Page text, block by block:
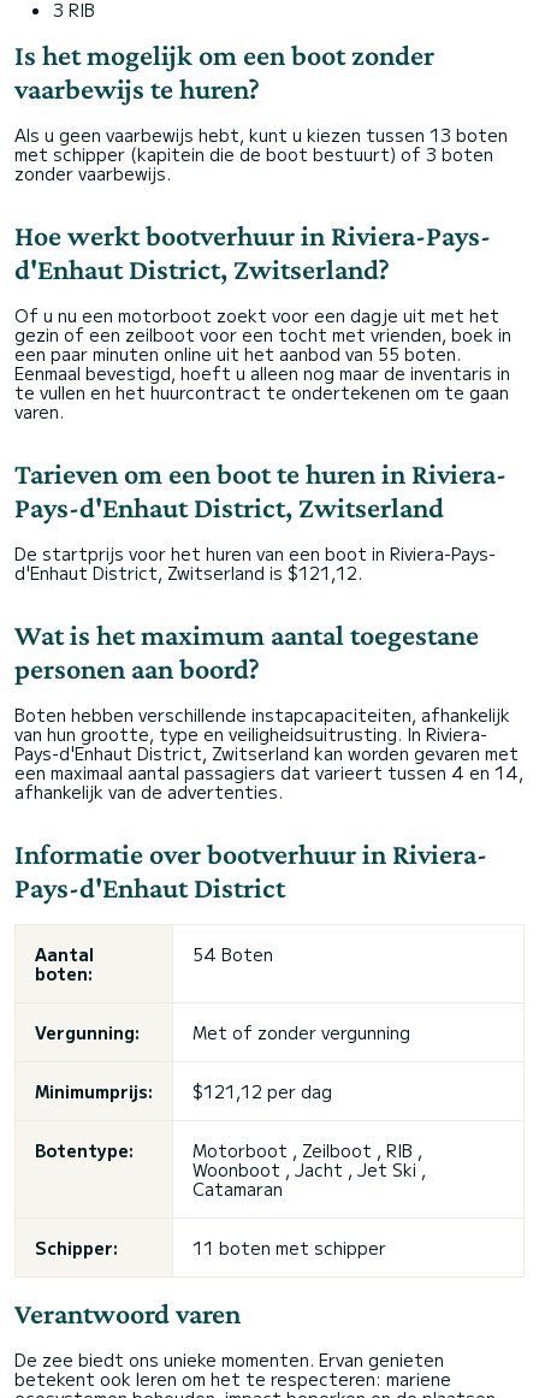
3 RIB
Is het mogelijk om een boot zonder
vaarbewijs te huren?
Als u geen vaarbewijs hebt, kunt u kiezen tussen 13 boten
met schipper (kapitein die de boot bestuurt) of 3 boten
zonder vaarbewijs.
Hoe werkt bootverhuur in Riviera-Pays-
d'Enhaut District, Zwitserland?
Of u nu een motorboot zoekt voor een dagje uit met het
gezin of een zeilboot voor een tocht met vrienden, boek in
een paar minuten online uit het aanbod van 55 boten.
Eenmaal bevestigd, hoeft u alleen nog maar de inventaris in
te vullen en het huurcontract te ondertekenen om te gaan
varen.
Tarieven om een boot te huren in Riviera-
Pays-d'Enhaut District, Zwitserland
De startprijs voor het huren van een boot in Riviera-Pays-
d'Enhaut District, Zwitserland is $121,12.
Wat is het maximum aantal toegestane
personen aan boord?
Boten hebben verschillende instapcapaciteiten, afhankelijk
van hun grootte, type en veiligheidsuitrusting. In Riviera-
Pays-d'Enhaut District, Zwitserland kan worden gevaren met
een maximaal aantal passagiers dat varieert tussen 4 en 14,
afhankelijk van de advertenties.
Informatie over bootverhuur in Riviera-
Pays-d'Enhaut District
Aantal
boten:
54 Boten
Vergunning: Met of zonder vergunning
Minimumprijs: $121,12 per dag
Botentype:
Motorboot , Zeilboot , RIB ,
Woonboot , Jacht , Jet Ski ,
Catamaran
Schipper: 11 boten met schipper
Verantwoord varen
De zee biedt ons unieke momenten. Ervan genieten
betekent ook leren om het te respecteren: mariene